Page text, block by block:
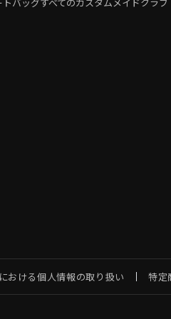
おける個人情報の取り扱い 特定